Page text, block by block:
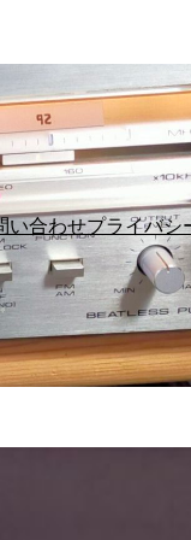
い合わせプライバシ